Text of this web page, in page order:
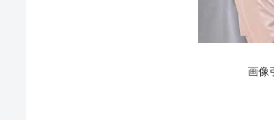
画像